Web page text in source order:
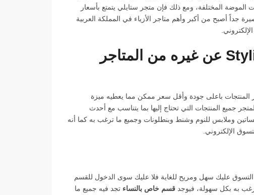
المختلفة، ومع ذلك فإن متجر ستايلي يتمتع بأسعار
جداً أصبح من أكبر وأهم متاجر الأزياء في المملكة العربية
ما الذي يميز متجر ستايلي Styli عن غيره من المتاجر
المنتجات باعلى جودة وأقل سعر ممكن مما يعطيه ميزة
جميع المنتجات التي تحتاج إليها بما يتناسب مع أحدث
وملابس للنوم وشنط وبنطلونات وجميع ما ترغب به كما أنه
الإلكتروني.
التسوق عليك سهل ومريح للغاية فلا عليك سوى الدخول للقسم
به بكل سهولة، فيوجد قسم خاص بالنساء تجد فيه جميع ما